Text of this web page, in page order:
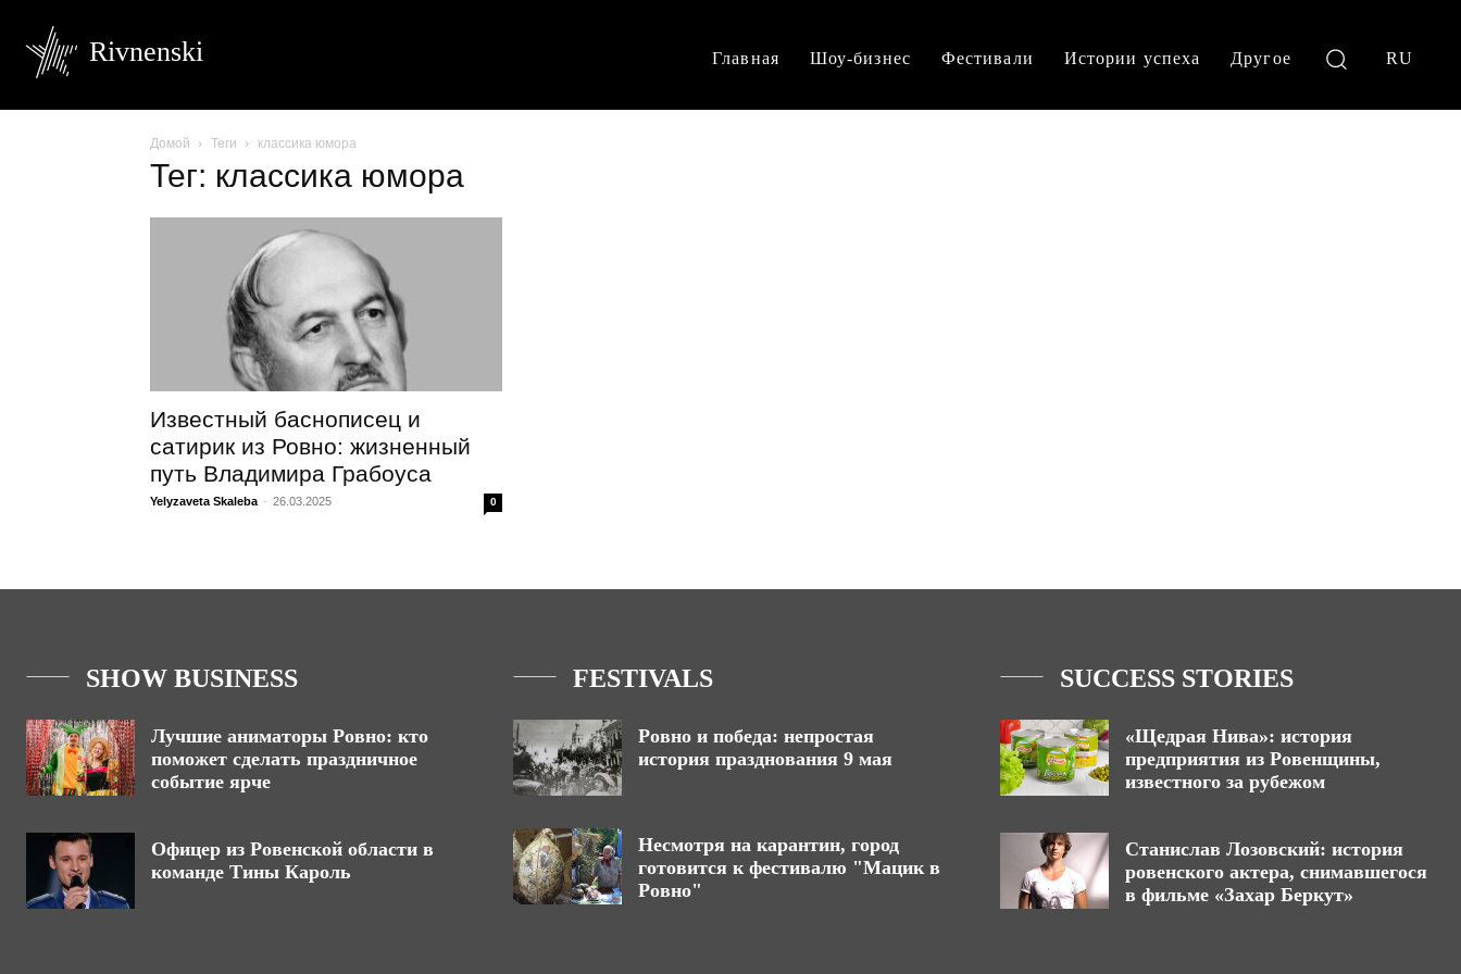
Rivnenski Главная Шоу-бизнес Фестивали Истории успеха Другое RU
Домой Теги классика юмора
Тег: классика юмора
Известный баснописец и
сатирик из Ровно: жизненный
путь Владимира Грабоуса
Yelyzaveta Skaleba - 26.03.2025 0
SHOW BUSINESS
Лучшие аниматоры Ровно: кто
поможет сделать праздничное
событие ярче
Офицер из Ровенской области в
команде Тины Кароль
FESTIVALS
Ровно и победа: непростая
история празднования 9 мая
Несмотря на карантин, город
готовится к фестивалю "Мацик в
Ровно"
SUCCESS STORIES
«Щедрая Нива»: история
предприятия из Ровенщины,
известного за рубежом
Станислав Лозовский: история
ровенского актера, снимавшегося
в фильме «Захар Беркут»